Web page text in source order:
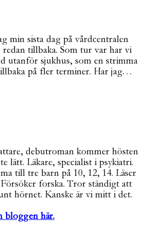
min sista dag på vårdcentralen
redan tillbaka. Som tur var har vi
utanför sjukhus, som en strimma
på fler terminer. Har jag…
debutroman kommer hösten
lätt. Läkare, specialist i psykiatri.
till tre barn på 10, 12, 14. Läser
forska. Tror ständigt att
hörnet. Kanske är vi mitt i det.
bloggen här.